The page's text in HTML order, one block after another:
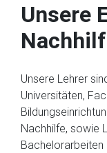
Unsere
Unsere Lehrer
Universitäten,
Nachhilfe, sowie
Bachelorarbeiten